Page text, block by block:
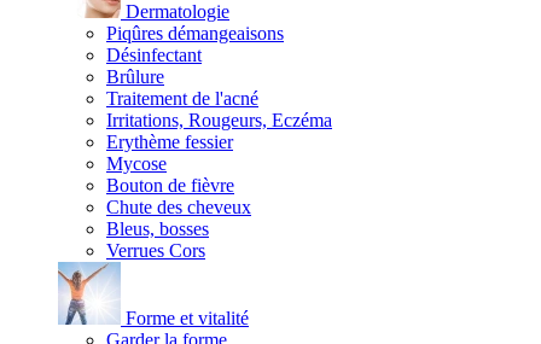
Dermatologie
Piqûres démangeaisons
Désinfectant
Brûlure
Traitement de l'acné
Irritations, Rougeurs, Eczéma
Erythème fessier
Mycose
Bouton de fièvre
Chute des cheveux
Bleus, bosses
Verrues Cors
Forme et vitalité
Garder la forme